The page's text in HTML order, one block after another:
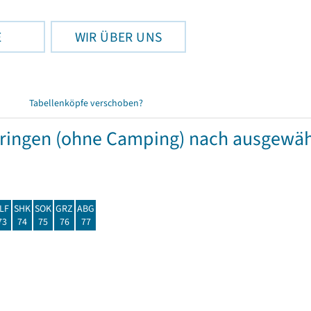
WIR ÜBER UNS
Tabellenköpfe verschoben?
(ohne Camping) nach
SHK
74
SOK
75
GRZ
76
ABG
77